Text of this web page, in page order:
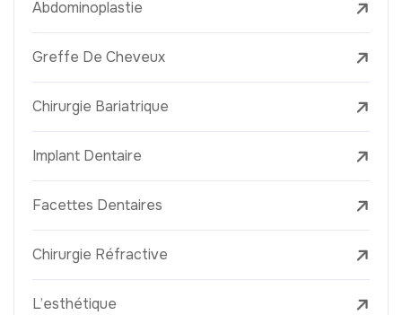
Abdominoplastie
Greffe De Cheveux
Chirurgie Bariatrique
Implant Dentaire
Facettes Dentaires
Chirurgie Réfractive
L’esthétique